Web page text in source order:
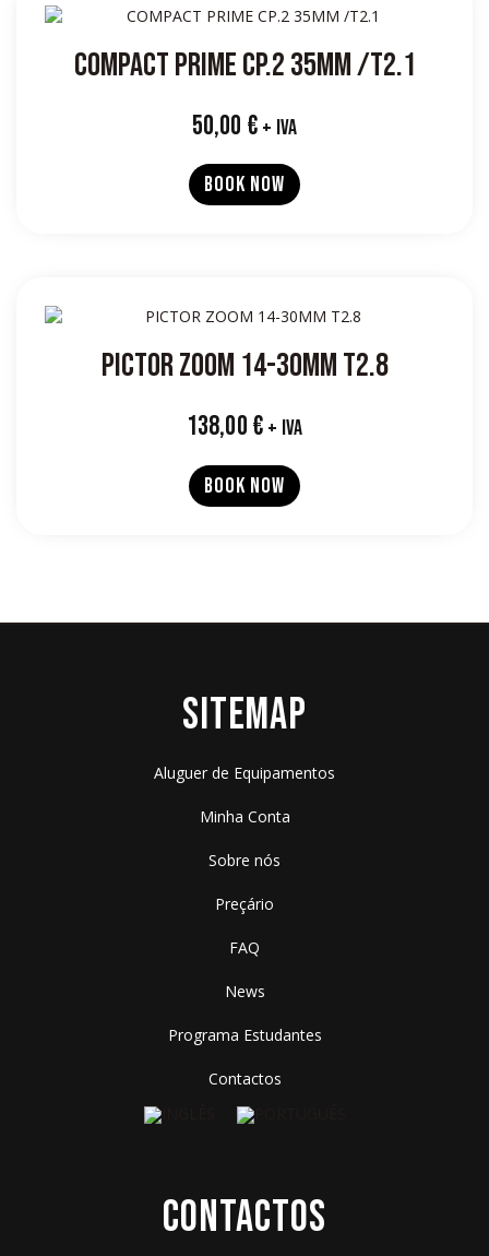
COMPACT PRIME CP.2 35MM /T2.1
50,00 € + IVA
BOOK NOW
PICTOR ZOOM 14-30MM T2.8
138,00€ + IVA
BOOK NOW
SITEMAP
Aluguer de Equipamentos
Minha Conta
Sobre nós
Preçário
FAQ
News
Programa Estudantes
Contactos
CONTACTOS